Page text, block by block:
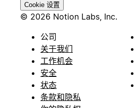
Cookie 设置
© 2026 Notion Labs, Inc.
公司
关于我们
工作机会
安全
状态
条款和隐私